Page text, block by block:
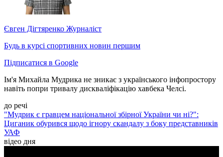
Євген Дігтяренко Журналіст
Будь в курсі спортивних новин першим
Підписатися в Google
Ім'я Михайла Мудрика не зникає з українського інфопростору
навіть попри тривалу дискваліфікацію хавбека Челсі.
до речі
"Мудрик є гравцем національної збірної України чи ні?":
Циганик обурився щодо ігнору скандалу з боку представників
УАФ
відео дня